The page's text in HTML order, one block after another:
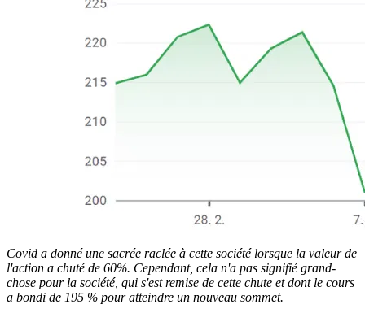
Covid a donné une sacrée raclée à cette société lorsque la valeur de
l'action a chuté de 60%. Cependant, cela n'a pas signifié grand-
chose pour la société, qui s'est remise de cette chute et dont le cours
a bondi de 195 % pour atteindre un nouveau sommet.